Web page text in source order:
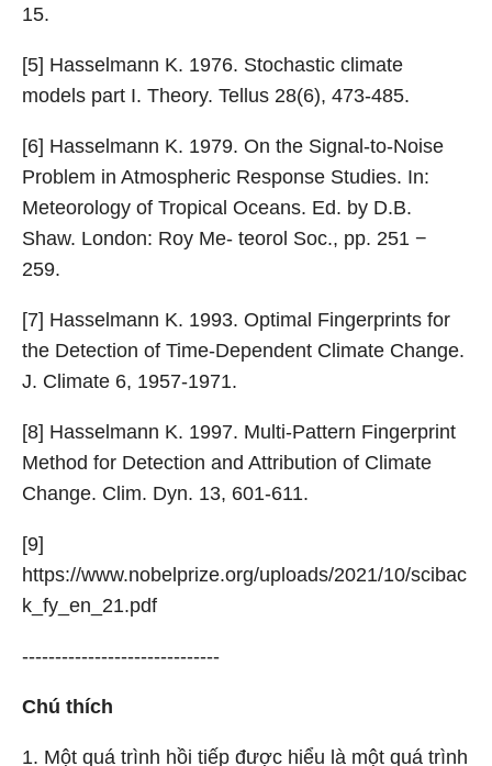
15.
[5] Hasselmann K. 1976. Stochastic climate
models part I. Theory. Tellus 28(6), 473-485.
[6] Hasselmann K. 1979. On the Signal-to-Noise
Problem in Atmospheric Response Studies. In:
Meteorology of Tropical Oceans. Ed. by D.B.
Shaw. London: Roy Me- teorol Soc., pp. 251 −
259.
[7] Hasselmann K. 1993. Optimal Fingerprints for
the Detection of Time-Dependent Climate Change.
J. Climate 6, 1957-1971.
[8] Hasselmann K. 1997. Multi-Pattern Fingerprint
Method for Detection and Attribution of Climate
Change. Clim. Dyn. 13, 601-611.
[9]
https://www.nobelprize.org/uploads/2021/10/scibac
k_fy_en_21.pdf
------------------------------
Chú thích
1. Một quá trình hồi tiếp được hiểu là một quá trình